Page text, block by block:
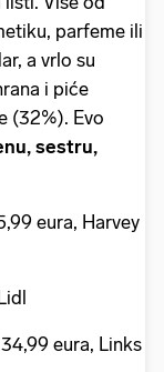
parfeme ili
a vrlo su
i piće
(32%). Evo
sestru,
eura, Harvey
eura, Links